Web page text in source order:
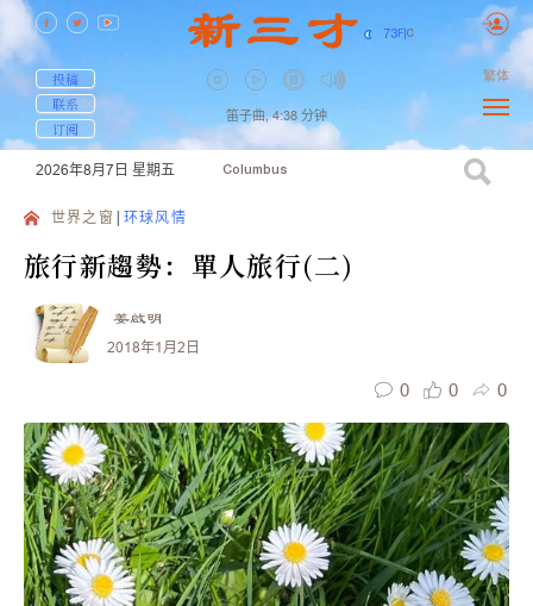
73F| C
投稿
联系
订阅
笛子曲, 4:38 分钟
繁体
2026年8月7日 星期五 Columbus
世界之窗 环球风情
旅行新趨勢：單人旅行(二)
姜啟明
2018年1月2日
0 0 0